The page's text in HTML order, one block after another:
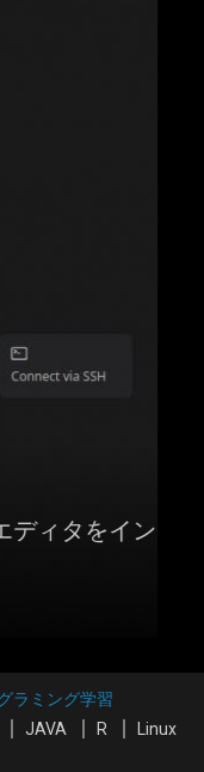
ディタをイン
ラミング学習
JAVA R
Linux